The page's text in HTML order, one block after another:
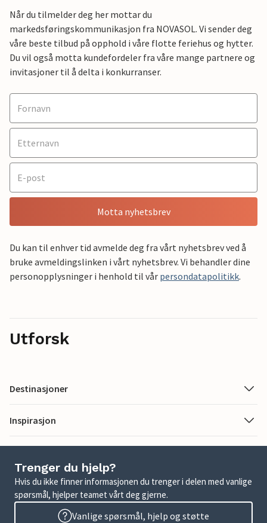
Når du tilmelder deg her mottar du
markedsføringskommunikasjon fra NOVASOL. Vi sender deg
våre beste tilbud på opphold i våre flotte feriehus og hytter.
Du vil også motta kundefordeler fra våre mange partnere og
invitasjoner til å delta i konkurranser.
Motta nyhetsbrev
Du kan til enhver tid avmelde deg fra vårt nyhetsbrev ved å
bruke avmeldingslinken i vårt nyhetsbrev. Vi behandler dine
personopplysninger i henhold til vår persondatapolitikk.
Utforsk
Destinasjoner
Inspirasjon
Trenger du hjelp?
Hvis du ikke finner informasjonen du trenger i delen med vanlige
spørsmål, hjelper teamet vårt deg gjerne.
Vanlige spørsmål, hjelp og støtte